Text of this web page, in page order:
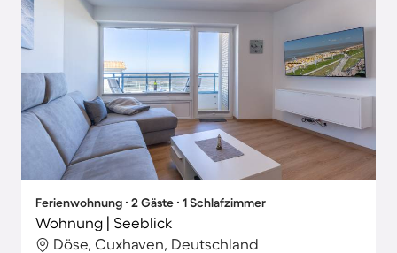
Ferienwohnung ∙ 2 Gäste ∙ 1 Schlafzimmer
Wohnung | Seeblick
Döse, Cuxhaven, Deutschland